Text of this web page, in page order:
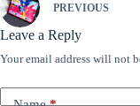
PREVIOUS
Leave a Reply
Your email address will not